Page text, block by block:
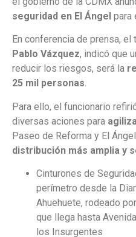
seguridad en El Ángel para
En conferencia de prensa, el
Pablo Vázquez, indicó que
reducir los riesgos, será la
25 mil personas.
Para ello, el funcionario
diversas aciones para
Paseo de Reforma y El
distribución más amplia y
Cinturones de
perímetro desde la
Ahuehuete, rodeado
que llega hasta
los Insurgentes